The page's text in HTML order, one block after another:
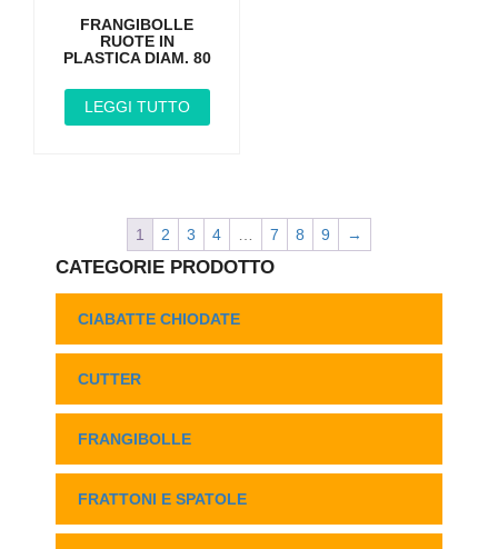
FRANGIBOLLE
RUOTE IN
PLASTICA DIAM. 80
LEGGI TUTTO
1 2 3 4 7 8 9 →
CATEGORIE PRODOTTO
CIABATTE CHIODATE
CUTTER
FRANGIBOLLE
FRATTONI E SPATOLE